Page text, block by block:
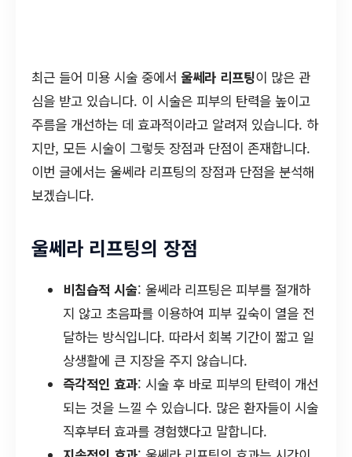
최근 들어 미용 시술 중에서 울쎄라 리프팅이 많은 관
심을 받고 있습니다. 이 시술은 피부의 탄력을 높이고
주름을 개선하는 데 효과적이라고 알려져 있습니다. 하
지만, 모든 시술이 그렇듯 장점과 단점이 존재합니다.
이번 글에서는 울쎄라 리프팅의 장점과 단점을 분석해
보겠습니다.
울쎄라 리프팅의 장점
비침습적 시술: 울쎄라 리프팅은 피부를 절개하
지 않고 초음파를 이용하여 피부 깊숙이 열을 전
달하는 방식입니다. 따라서 회복 기간이 짧고 일
상생활에 큰 지장을 주지 않습니다.
즉각적인 효과: 시술 후 바로 피부의 탄력이 개선
되는 것을 느낄 수 있습니다. 많은 환자들이 시술
직후부터 효과를 경험했다고 말합니다.